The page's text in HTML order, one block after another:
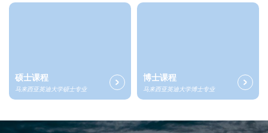
硕士课程
马来西亚英迪大学硕士专业
博士课程
马来西亚英迪大学博士专业